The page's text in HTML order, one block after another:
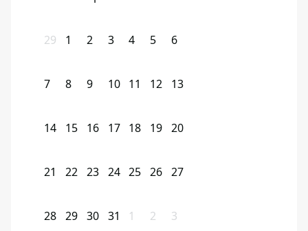
29 1 2 3 4 5 6
7 8 9 10 11 12 13
14 15 16 17 18 19 20
21 22 23 24 25 26 27
28 29 30 31 1 2 3